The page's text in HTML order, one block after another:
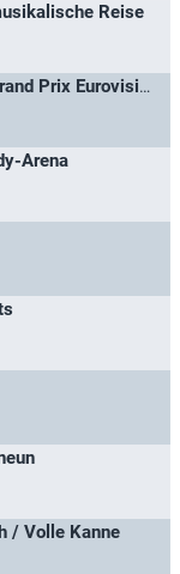
Reise
Eurovision Song Contest / Grand Prix Eurovision de la Chanson
Arena
/ Volle Kanne